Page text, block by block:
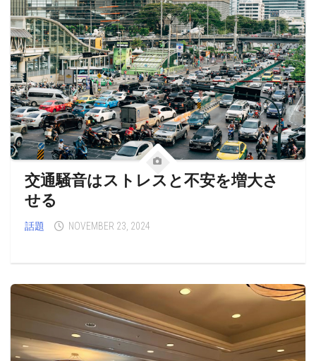
交通騒音はストレスと不安を増大さ
せる
話題 NOVEMBER 23, 2024